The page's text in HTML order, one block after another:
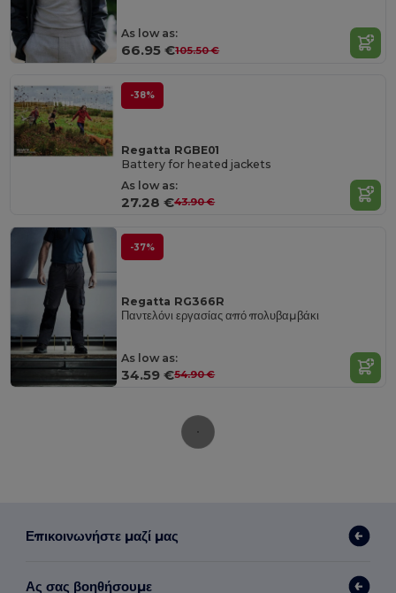
As low as:
66.95 €105.50 €
-38%
Regatta RGBE01
Battery for heated jackets
As low as:
27.28 €43.90 €
-37%
Regatta RG366R
Παντελόνι εργασίας από πολυβαμβάκι
As low as:
34.59 €54.90 €
Επικοινωνήστε μαζί μας
Ας σας βοηθήσουμε